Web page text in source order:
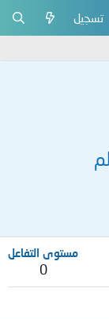
تسجيل
مستوى التفاعل
0